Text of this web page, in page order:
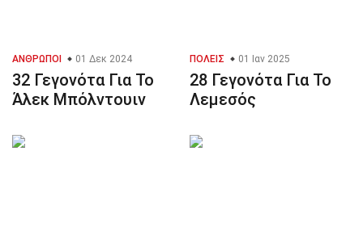
ΆΝΘΡΩΠΟΙ 01 Δεκ 2024
32 Γεγονότα Για Το
Άλεκ Μπόλντουιν
ΠΌΛΕΙΣ 01 Ιαν 2025
28 Γεγονότα Για Το
Λεμεσός